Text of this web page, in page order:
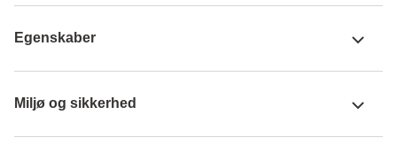
Egenskaber
Miljø og sikkerhed